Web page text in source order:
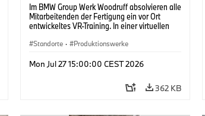
Im BMW Group Werk Woodruff absolvieren alle
Mitarbeitenden der Fertigung ein vor Ort
entwickeltes VR-Training. In einer virtuellen
Produktion realitätsnah üben. (07/2026)
Standorte · Produktionswerke
Mon Jul 27 15:00:00 CEST 2026
362 KB